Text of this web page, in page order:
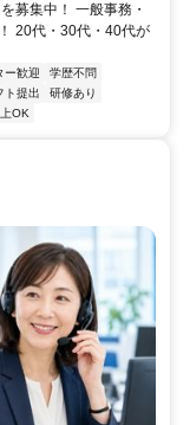
募集中！ 一般事務・
20代・30代・40代が
ー歓迎
学歴不問
ト提出
研修あり
OK